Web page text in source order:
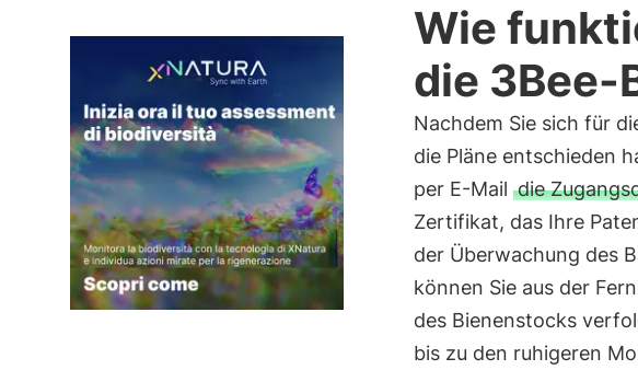
Wie
die 3Bee-
Nachdem Sie sich für
die Pläne entschieden
per E-Mail die
Zertifikat, das Ihre
der Überwachung des
können Sie aus der
des Bienenstocks
bis zu den ruhigeren